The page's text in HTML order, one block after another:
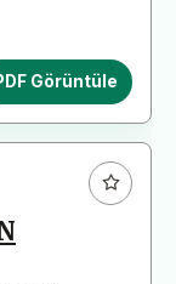
Görüntüle